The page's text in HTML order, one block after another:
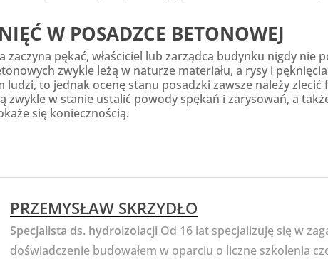
W POSADZCE BETONOWEJ
zaczyna pękać, właściciel lub zarządca budynku nigdy nie
zwykle leżą w naturze materiału, a rysy i
ludzi, to jednak ocenę stanu posadzki zawsze należy
zwykle w stanie ustalić powody spękań i zarysowań, a
się koniecznością.
PRZEMYSŁAW SKRZYDŁO
Specjalista ds. hydroizolacji Od 16 lat specjalizuję się w
doświadczenie budowałem w oparciu o liczne szkolenia